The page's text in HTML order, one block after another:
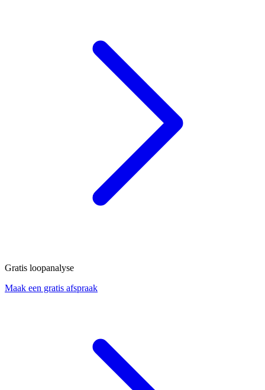
Gratis loopanalyse
Maak een gratis afspraak